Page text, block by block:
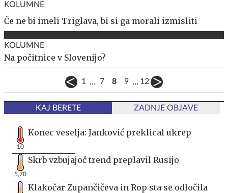
KOLUMNE
Če ne bi imeli Triglava, bi si ga morali izmisliti
KOLUMNE
Na počitnice v Slovenijo?
1 ... 7 8 9 ... 12
KAJ BERETE ZADNJE OBJAVE
10
Konec veselja: Janković preklical ukrep
5,70
Skrb vzbujajoč trend preplavil Rusijo
Klakočar Zupančičeva in Rop sta se odločila